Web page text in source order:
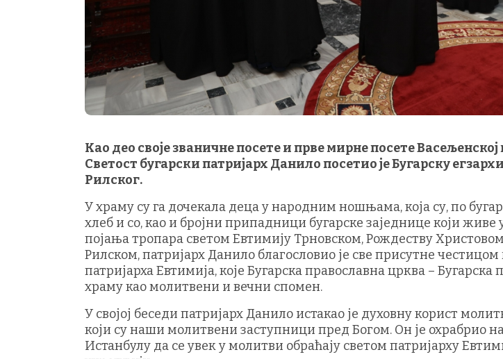
Као део своје званичне посете и прве мирне посете
Светост бугарски патријарх Данило посетио је Бугарску
Рилског.
У храму су га дочекала деца у народним ношњама, која су, по
хлеб и со, као и бројни припадници бугарске заједнице који живе
појања тропара светом Евтимију Трновском, Рождеству
Рилском, патријарх Данило благословио је све присутне
патријарха Евтимија, које Бугарска православна црква – Бугарска
храму као молитвени и вечни спомен.
У својој беседи патријарх Данило истакао је духовну корист
који су наши молитвени заступници пред Богом. Он је охрабрио
Истанбулу да се увек у молитви обраћају светом патријарху